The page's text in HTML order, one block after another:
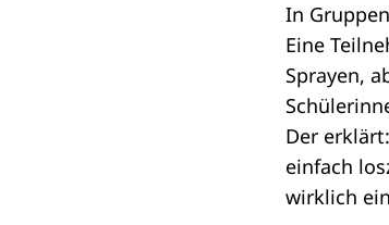
In
Eine
Sprayen,
Der
einfach
wirklich